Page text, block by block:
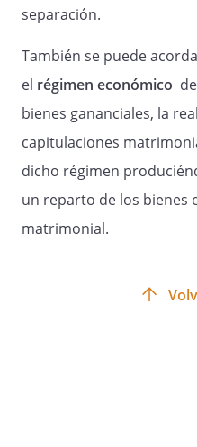
Pensión de alimentos
9.
de pensión de
€
una de los hijos
la entidad y en la
separación.
También se puede
el régimen económico
bienes gananciales, la
capitulaciones
dicho régimen
un reparto de los bienes
matrimonial.